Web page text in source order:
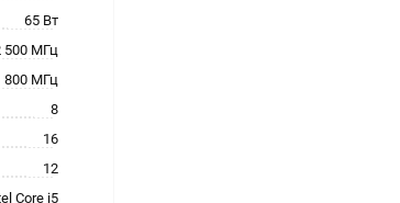
65 Вт
500 МГц
800 МГц
8
16
12
Core i5